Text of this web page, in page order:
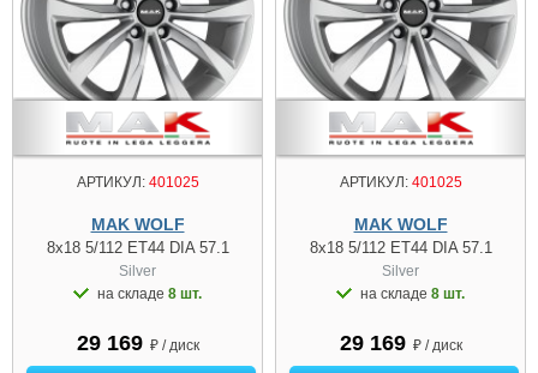
АРТИКУЛ:401025
MAK WOLF
8x18 5/112 ET44 DIA 57.1
Silver
на складе 8 шт.
29 169 ₽ / диск
АРТИКУЛ:401025
MAK WOLF
8x18 5/112 ET44 DIA 57.1
Silver
на складе 8 шт.
29 169 ₽ / диск